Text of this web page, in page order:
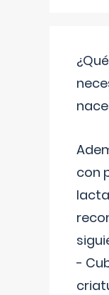
con
-